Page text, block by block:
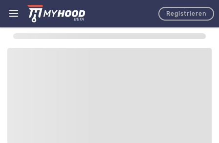
Registrieren